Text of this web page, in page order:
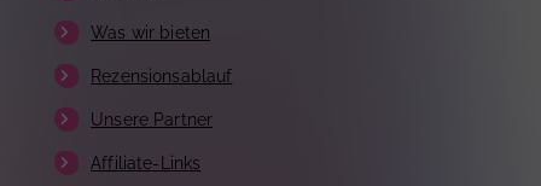
Was wir bieten
Rezensionsablauf
Unsere Partner
Affiliate-Links